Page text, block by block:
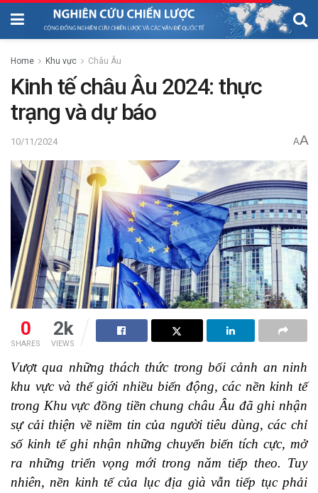
Home Khu vực Châu Âu
Kinh tế châu Âu 2024: thực
trạng và dự báo
10/11/2024 AA
0
SHARES
2k
VIEWS
Vượt qua những thách thức trong bối cảnh an ninh
khu vực và thế giới nhiều biến động, các nền kinh tế
trong Khu vực đồng tiền chung châu Âu đã ghi nhận
sự cải thiện về niềm tin của người tiêu dùng, các chỉ
số kinh tế ghi nhận những chuyển biến tích cực, mở
ra những triển vọng mới trong năm tiếp theo. Tuy
nhiên, nền kinh tế của lục địa già vẫn tiếp tục phải